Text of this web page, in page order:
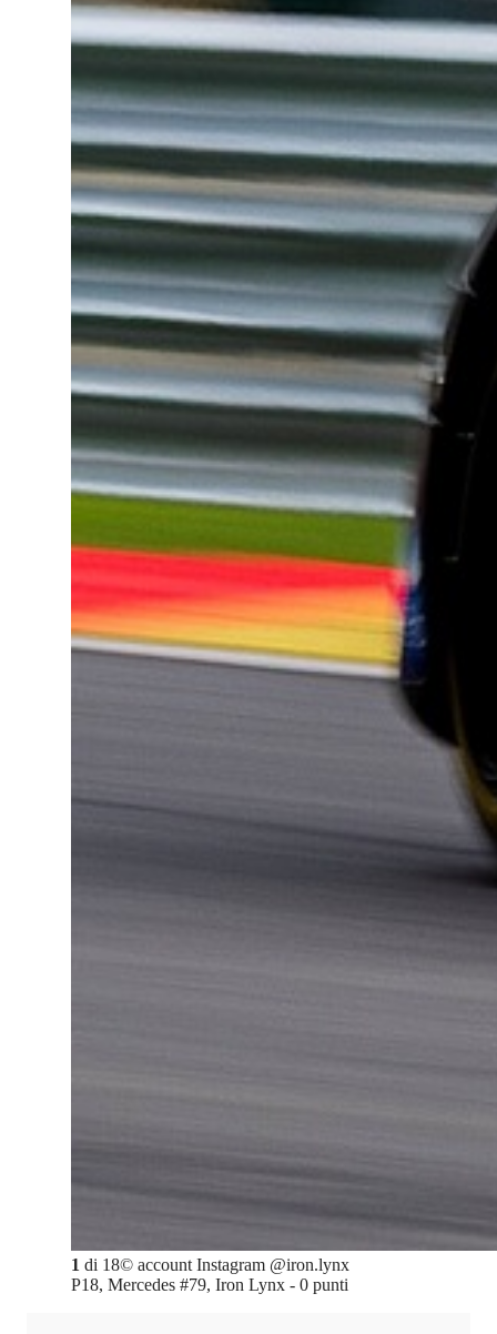
1 di 18© account Instagram @iron.lynx
P18, Mercedes #79, Iron Lynx - 0 punti